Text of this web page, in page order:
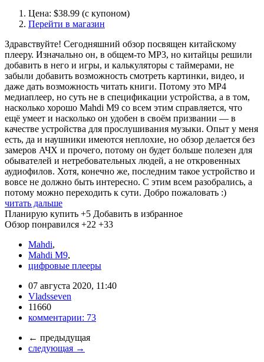
Цена: $38.99 (с купоном)
Перейти в магазин
Здравствуйте! Сегодняшний обзор посвящен китайскому
плееру. Изначально он, в общем-то MP3, но китайцы решили
добавить в него и игры, и калькуляторы с таймерами, не
забыли добавить возможность смотреть картинки, видео, и
даже дать возможность читать книги. Потому это MP4
медиаплеер, но суть не в спецификации устройства, а в том,
насколько хорошо Mahdi M9 со всем этим справляется, что
ещё умеет и насколько он удобен в своём призвании — в
качестве устройства для прослушивания музыки. Опыт у меня
есть, да и наушники имеются неплохие, но обзор делается без
замеров АЧХ и прочего, потому он будет больше полезен для
обывателей и нетребовательных людей, а не откровенных
аудиофилов. Хотя, конечно же, последним такое устройство и
вовсе не должно быть интересно. С этим всем разобрались, а
потому можно переходить к сути. Добро пожаловать :)
читать дальше
Планирую купить +5 Добавить в избранное
Обзор понравился +22 +33
Mahdi,
Mahdi M9,
цифровые плееры
07 августа 2020, 11:40
Vladsseven
11660
комментарии: 73
← предыдущая
следующая →